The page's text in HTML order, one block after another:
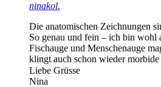
ninakol.
Die anatomischen Zeichnungen
So genau und fein – ich bin wohl
Fischauge und Menschenauge
klingt auch schon wieder morbide
Liebe Grüsse
Nina